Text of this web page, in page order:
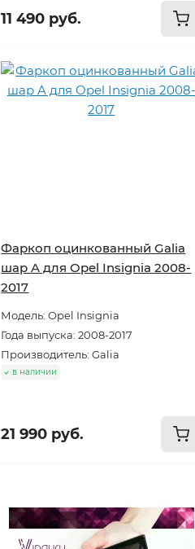
11 490 руб.
Фаркоп оцинкованный Galia
шар A для Opel Insignia 2008-
2017
Модель: Opel Insignia
Года выпуска: 2008-2017
Производитель: Galia
в наличии
21 990 руб.